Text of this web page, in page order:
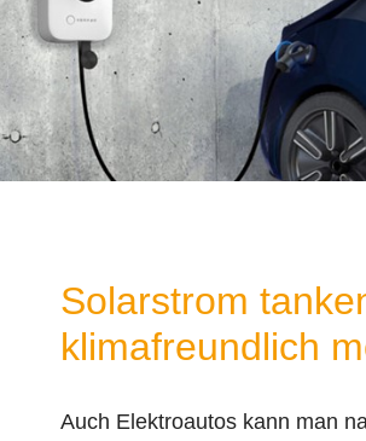
Solarstrom
klimafreundlich
Auch Elektroautos kann man